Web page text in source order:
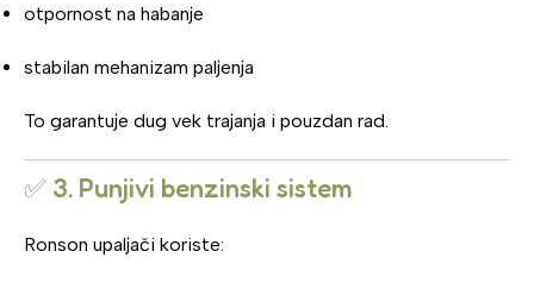
otpornost na habanje
stabilan mehanizam paljenja
To garantuje dug vek trajanja i pouzdan rad.
✅ 3. Punjivi benzinski sistem
Ronson upaljači koriste: